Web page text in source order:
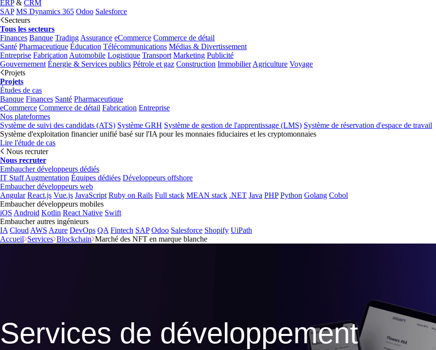
ERP& CRM
SAP MS Dynamics 365 Odoo Salesforce
Secteurs
Tous les secteurs
Finances Banque Trading Assurance eCommerce Commerce de détail
Santé Pharmaceutique Éducation Télécommunications Médias & Divertissement
Entreprise Fabrication Automobile Logistique Transport Marketing Publicité
Gouvernement Énergie & Services publics Pétrole et gaz Construction Immobilier Agriculture Voyage
Projets
Projets
Études de cas
Banque Finances Santé Pharmaceutique
eCommerce Commerce de détail Fabrication Entreprise
Nos plateformes
Système de suivi des candidats (ATS) Système GRH Système de gestion de l'apprentissage (LMS) Système de réservation d'espace de travail
Système d'exploitation financier unifié basé sur l'IA pour les monnaies fiduciaires et les cryptomonnaies
Lire l'étude de cas
Nous recruter
Nous recruter
Embaucher développeurs dédiés
IT Staff Augmentation Équipes dédiées Développeurs offshore
Embaucher développeurs web
Angular React.js Vue.js JavaScript Ruby on Rails Full stack MEAN stack .NET Java PHP Python Golang Cobol
Embaucher développeurs mobiles
iOS Android Kotlin React Native Swift
Embaucher autres ingénieurs
IA Cloud AWS Azure DevOps QA Fintech SAP Odoo Salesforce Shopify UiPath
Accueil Services Blockchain Marché des NFT en marque blanche
Services de développement